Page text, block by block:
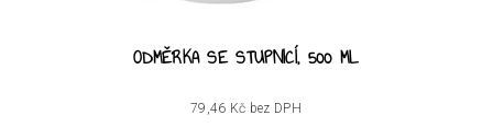
ODMĚRKA SE STUPNICÍ, 500 ML
79,46 Kč bez DPH